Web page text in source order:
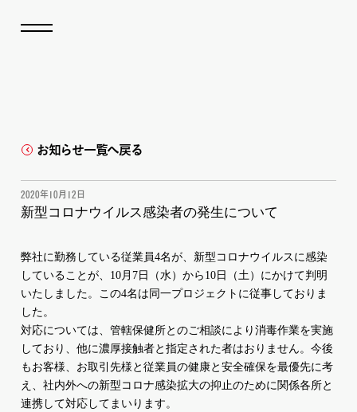
お知らせ一覧へ戻る
2020年10月12日
新型コロナウイルス感染者の発生について
弊社に勤務している従業員4名が、新型コロナウイルスに感染
していることが、 10月 7 日（水）から 10 日（土）にかけて判明
いたしました。この4名は同一プロジェクトに従事しておりま
した。
対応については、管轄保健所とのご相談により消毒作業を実施
しており、他に濃厚接触者と指定された者はおりません。今後
もお客様、お取引先様と従業員の健康と安全確保を最優先に考
え、社内外への新型コロナ感染拡大の抑止のために関係各所と
連携して対応してまいります。